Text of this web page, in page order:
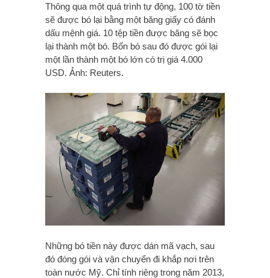
Thông qua một quá trình tự động, 100 tờ tiền
sẽ được bó lại bằng một băng giấy có đánh
dấu mệnh giá. 10 tệp tiền được băng sẽ bọc
lại thành một bó. Bốn bó sau đó được gói lại
một lần thành một bó lớn có trị giá 4.000
USD. Ảnh: Reuters.
Những bó tiền này được dán mã vạch, sau
đó đóng gói và vận chuyển đi khắp nơi trên
toàn nước Mỹ. Chỉ tính riêng trong năm 2013,